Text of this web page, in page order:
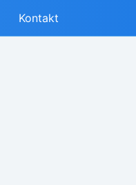
Kontakt